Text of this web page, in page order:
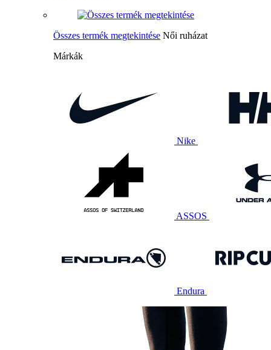
Összes termék megtekintése Női ruházat
Márkák
Nike
ASSOS
Endura